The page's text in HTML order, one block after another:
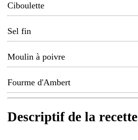
Ciboulette
Sel fin
Moulin à poivre
Fourme d'Ambert
Descriptif de la recette